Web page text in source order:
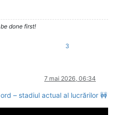
done first!
3
7 mai 2026, 06:34
– stadiul actual al lucrărilor 🚧